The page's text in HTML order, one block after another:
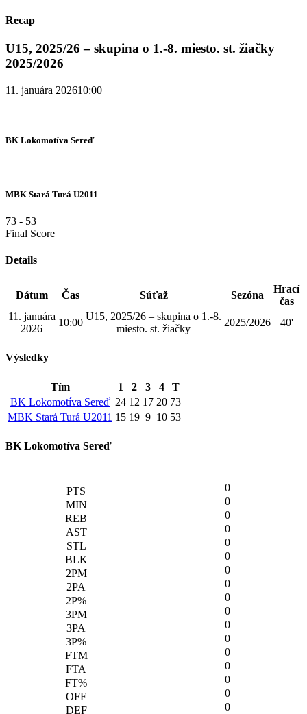
Recap
U15, 2025/26 – skupina o 1.-8. miesto. st. žiačky
2025/2026
11. januára 202610:00
BK Lokomotíva Sereď
MBK Stará Turá U2011
73 - 53
Final Score
Details
Dátum Čas Súťaž Sezóna
Hrací
čas
11. januára
2026
10:00
U15, 2025/26 – skupina o 1.-8.
miesto. st. žiačky
2025/2026 40'
Výsledky
Tím 1 2 3 4
T
BK Lokomotíva Sereď 24 12 17 20 73
MBK Stará Turá U2011 15 19 9 10 53
BK Lokomotíva Sereď
0
0
0
0
0
0
0
0
0
0
0
0
0
0
0
0
0